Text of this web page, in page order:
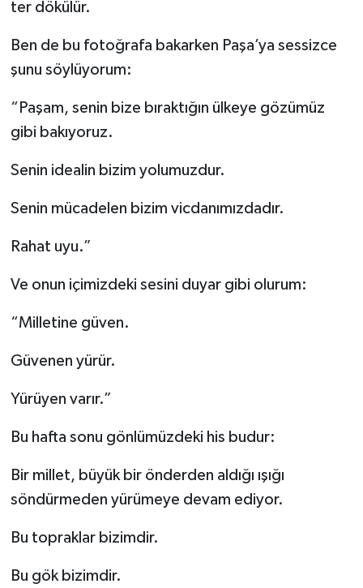
ter dökülür.
Ben de bu fotoğrafa bakarken Paşa’ya sessizce
şunu söylüyorum:
“Paşam, senin bize bıraktığın ülkeye gözümüz
gibi bakıyoruz.
Senin idealin bizim yolumuzdur.
Senin mücadelen bizim vicdanımızdadır.
Rahat uyu.”
Ve onun içimizdeki sesini duyar gibi olurum:
“Milletine güven.
Güvenen yürür.
Yürüyen varır.”
Bu hafta sonu gönlümüzdeki his budur:
Bir millet, büyük bir önderden aldığı ışığı
söndürmeden yürümeye devam ediyor.
Bu topraklar bizimdir.
Bu gök bizimdir.